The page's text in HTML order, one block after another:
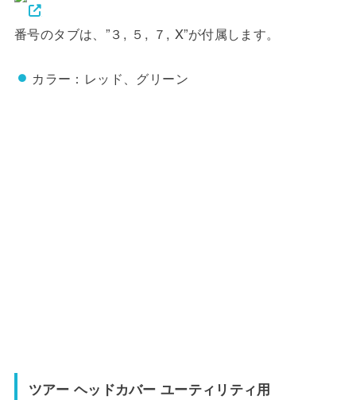
番号のタブは、”３, ５, ７, X”が付属します。
カラー：レッド、グリーン
ツアー ヘッドカバー ユーティリティ用